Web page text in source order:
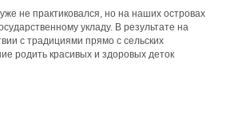
не практиковался, но на наших островах
укладу. В результате на
с традициями прямо с сельских
родить красивых и здоровых деток